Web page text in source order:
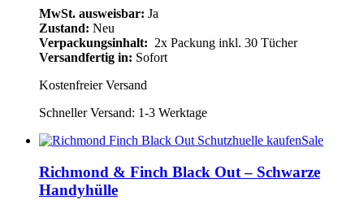
gewählt
werden
war:
MwSt. ausweisbar: Ja
Zustand: Neu
Verpackungsinhalt: 2x Packung inkl. 30 Tücher
Versandfertig in: Sofort
Kostenfreier Versand
Schneller Versand: 1-3 Werktage
Sale
Produkt
weist
mehrere
Richmond & Finch Black Out – Schwarze
Handyhülle